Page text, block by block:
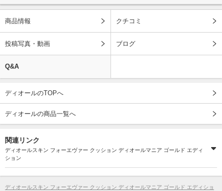
商品情報 クチコミ
投稿写真・動画 ブログ
Q&A
ディオールのTOPへ
ディオールの商品一覧へ
関連リンク
ディオールスキン フォーエヴァー クッション ディオールマニア ゴールド エディ
ション
ディオールスキン フォーエヴァー クッション ディオールマニア ゴールド エディショ